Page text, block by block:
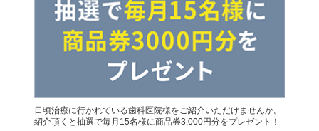
日頃治療に行かれている歯科医院様をご紹介いただけませんか。
紹介頂くと抽選で毎月15名様に商品券3,000円分をプレゼント！